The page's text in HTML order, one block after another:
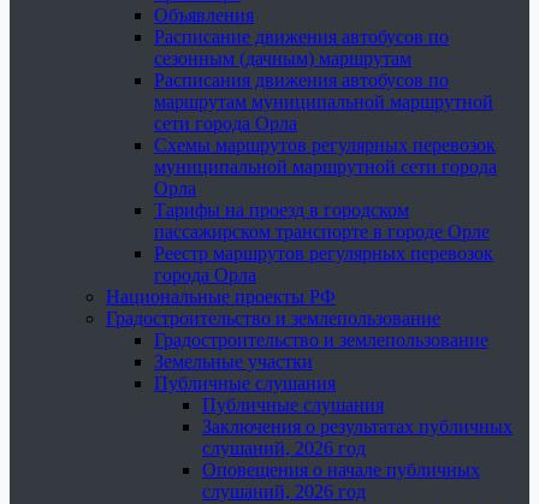
Объявления
Расписание движения автобусов по
сезонным (дачным) маршрутам
Расписания движения автобусов по
маршрутам муниципальной маршрутной
сети города Орла
Схемы маршрутов регулярных перевозок
муниципальной маршрутной сети города
Орла
Тарифы на проезд в городском
пассажирском транспорте в городе Орле
Реестр маршрутов регулярных перевозок
города Орла
Национальные проекты РФ
Градостроительство и землепользование
Градостроительство и землепользование
Земельные участки
Публичные слушания
Публичные слушания
Заключения о результатах публичных
слушаний, 2026 год
Оповещения о начале публичных
слушаний, 2026 год